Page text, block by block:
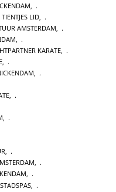
TIENTJES LID
AMSTERDAM
KARATE
,
,
,
,
,